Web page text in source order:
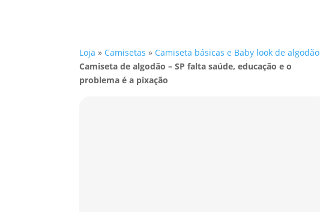
Loja » Camisetas » Camiseta básicas e Baby look de algodão
Camiseta de algodão – SP falta saúde, educação e o
problema é a pixação